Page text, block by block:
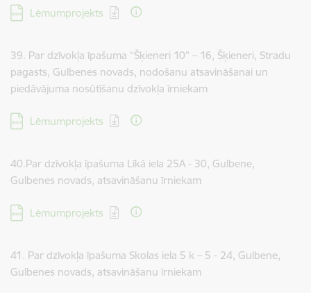
Lejupielādēt:
Lēmumprojekts
39. Par dzīvokļa īpašuma “Šķieneri 10” – 16, Šķieneri, Stradu
pagasts, Gulbenes novads, nodošanu atsavināšanai un
piedāvājuma nosūtīšanu dzīvokļa īrniekam
Lejupielādēt:
Lēmumprojekts
40.Par dzīvokļa īpašuma Līkā iela 25A - 30, Gulbene,
Gulbenes novads, atsavināšanu īrniekam
Lejupielādēt:
Lēmumprojekts
41. Par dzīvokļa īpašuma Skolas iela 5 k – 5 - 24, Gulbene,
Gulbenes novads, atsavināšanu īrniekam